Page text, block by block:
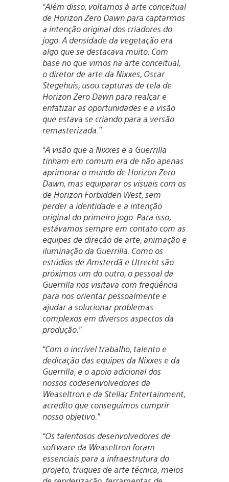
“Além disso, voltamos à arte conceitual
de Horizon Zero Dawn para captarmos
a intenção original dos criadores do
jogo. A densidade da vegetação era
algo que se destacava muito. Com
base no que vimos na arte conceitual,
o diretor de arte da Nixxes, Oscar
Stegehuis, usou capturas de tela de
Horizon Zero Dawn para realçar e
enfatizar as oportunidades e a visão
que estava se criando para a versão
remasterizada.”
“A visão que a Nixxes e a Guerrilla
tinham em comum era de não apenas
aprimorar o mundo de Horizon Zero
Dawn, mas equiparar os visuais com os
de Horizon Forbidden West, sem
perder a identidade e a intenção
original do primeiro jogo. Para isso,
estávamos sempre em contato com as
equipes de direção de arte, animação e
iluminação da Guerrilla. Como os
estúdios de Amsterdã e Utrecht são
próximos um do outro, o pessoal da
Guerrilla nos visitava com frequência
para nos orientar pessoalmente e
ajudar a solucionar problemas
complexos em diversos aspectos da
produção.”
“Com o incrível trabalho, talento e
dedicação das equipes da Nixxes e da
Guerrilla, e o apoio adicional dos
nossos codesenvolvedores da
Weaseltron e da Stellar Entertainment,
acredito que conseguimos cumprir
nosso objetivo.”
“Os talentosos desenvolvedores de
software da Weaseltron foram
essenciais para a infraestrutura do
projeto, truques de arte técnica, meios